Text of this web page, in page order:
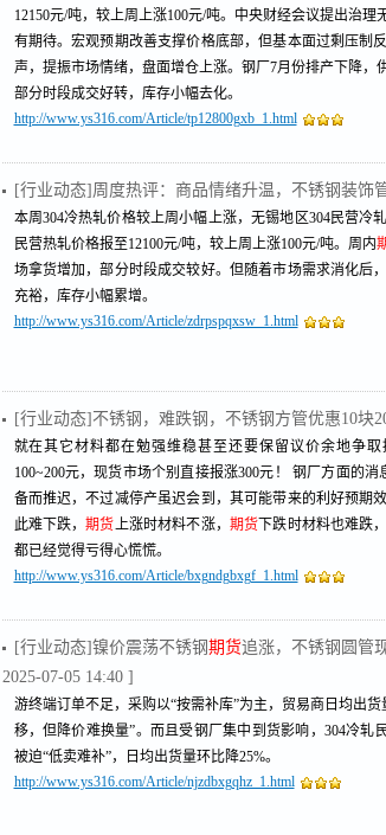
12150元/吨，较上周上涨100元/吨。中央财经会议提出治
有期待。宏观预期改善支撑价格底部，但基本面过剩压制
声，提振市场情绪，盘面增仓上涨。钢厂7月份排产下降，
部分时段成交好转，库存小幅去化。
http://www.ys316.com/Article/tp12800gxb_1.html
[行业动态]周度热评：商品情绪升温，不锈钢装饰
本周304冷热轧价格较上周小幅上涨，无锡地区304民营冷
民营热轧价格报至12100元/吨，较上周上涨100元/吨。周内
场拿货增加，部分时段成交较好。但随着市场需求消化后
充裕，库存小幅累增。
http://www.ys316.com/Article/zdrpspqxsw_1.html
[行业动态]不锈钢，难跌钢，不锈钢方管优惠10
就在其它材料都在勉强维稳甚至还要保留议价余地争
100~200元，现货市场个别直接报涨300元！ 钢厂方面的
备而推迟，不过减停产虽迟会到，其可能带来的利好预期
此难下跌，期货上涨时材料不涨， 期货 下跌时材料也难跌
都已经觉得亏得心慌慌。
http://www.ys316.com/Article/bxgndgbxgf_1.html
[行业动态]镍价震荡不锈钢期货追涨，不锈钢圆管
2025-07-05 14:40 ]
游终端订单不足，采购以“按需补库”为主，贸易商日均出
移，但降价难换量”。而且受钢厂集中到货影响，304冷轧
被迫“低卖难补”，日均出货量环比降25%。
http://www.ys316.com/Article/njzdbxgqhz_1.html